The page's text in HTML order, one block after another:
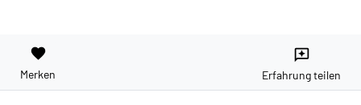
favorite
Merken
reviews
Erfahrung teilen